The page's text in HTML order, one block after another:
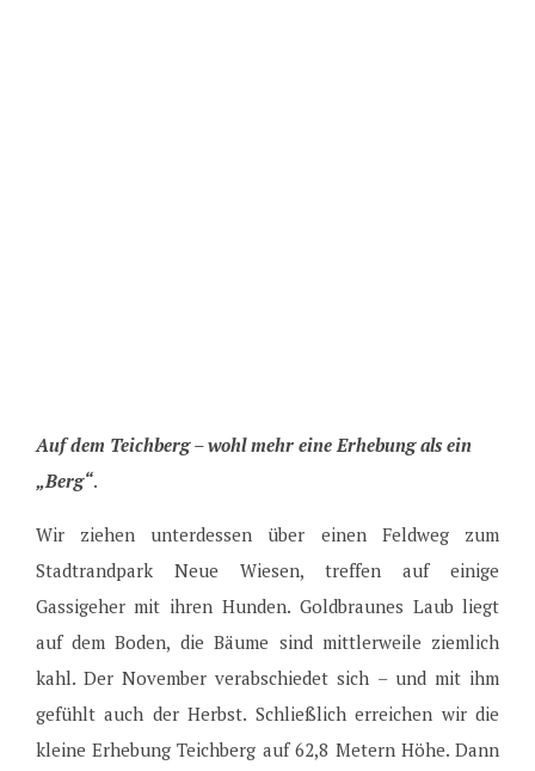
Auf dem Teichberg – wohl mehr eine Erhebung als ein
„Berg“.
Wir ziehen unterdessen über einen Feldweg zum
Stadtrandpark Neue Wiesen, treffen auf einige
Gassigeher mit ihren Hunden. Goldbraunes Laub liegt
auf dem Boden, die Bäume sind mittlerweile ziemlich
kahl. Der November verabschiedet sich – und mit ihm
gefühlt auch der Herbst. Schließlich erreichen wir die
kleine Erhebung Teichberg auf 62,8 Metern Höhe. Dann